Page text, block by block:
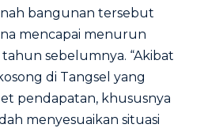
bangunan tersebut
mencapai menurun
sebelumnya. “Akibat
di Tangsel yang
pendapatan, khususnya
menyesuaikan situasi